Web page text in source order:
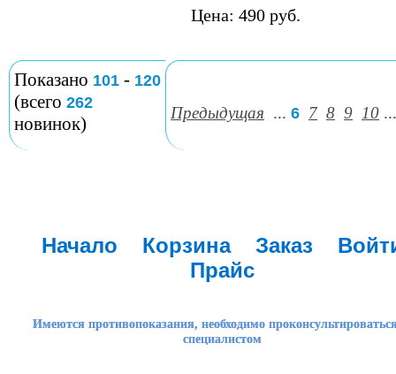
Цена: 490 руб.
Показано 101 - 120
(всего 262
новинок)
Предыдущая ... 6 7 8 9 10 ...
Начало Корзина Заказ
Прайс
Имеются противопоказания, необходимо
специалистом